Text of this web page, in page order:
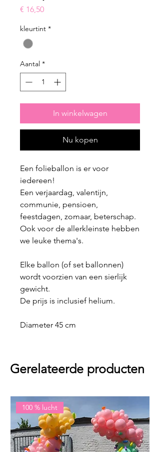
€ 16,50Prijs
kleurtint *
Aantal *
In winkelwagen
Nu kopen
Een folieballon is er voor
iedereen!
Een verjaardag, valentijn,
communie, pensioen,
feestdagen, zomaar, beterschap.
Ook voor de allerkleinste hebben
we leuke thema's.
Elke ballon (of set ballonnen)
wordt voorzien van een sierlijk
gewicht.
De prijs is inclusief helium.
Diameter 45 cm
Gerelateerde producten
100 % lucht